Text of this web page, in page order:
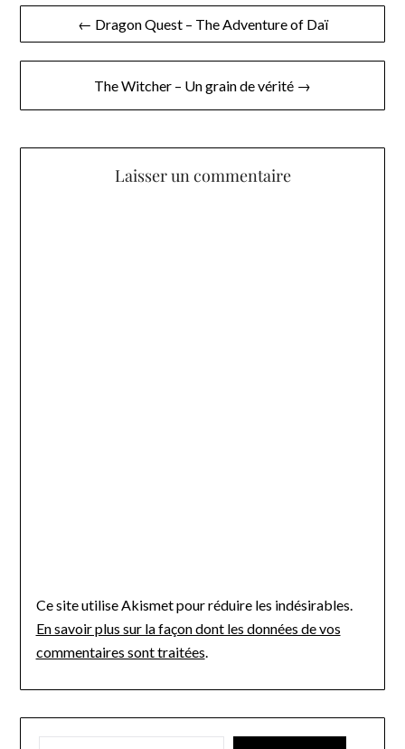
Navigation
de
← Dragon Quest – The Adventure of Daï
The Witcher – Un grain de vérité →
Laisser un commentaire
Ce site utilise Akismet pour réduire les indésirables.
En savoir plus sur la façon dont les données de vos
commentaires sont traitées.